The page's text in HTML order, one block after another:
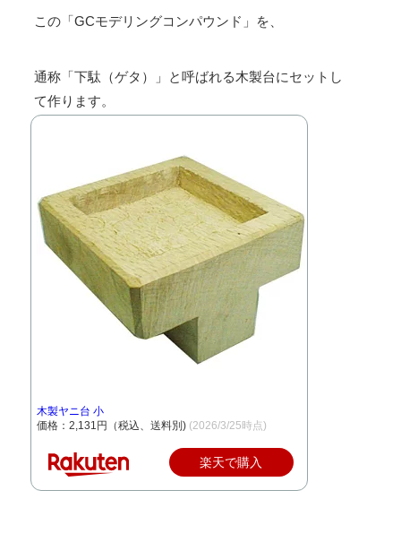
この「GCモデリングコンパウンド」を、
通称「下駄（ゲタ）」と呼ばれる木製台にセットし
て作ります。
木製ヤニ台 小
価格：2,131円（税込、送料別) (2026/3/25時点)
楽天で購入